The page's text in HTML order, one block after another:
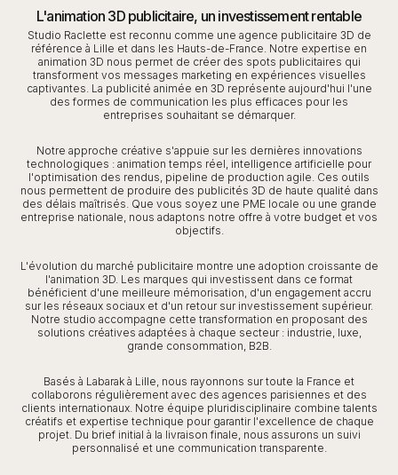
L'animation 3D publicitaire, un investissement rentable
Studio Raclette est reconnu comme une agence publicitaire 3D de
référence à Lille et dans les Hauts-de-France. Notre expertise en
animation 3D nous permet de créer des spots publicitaires qui
transforment vos messages marketing en expériences visuelles
captivantes. La publicité animée en 3D représente aujourd'hui l'une
des formes de communication les plus efficaces pour les
entreprises souhaitant se démarquer.
Notre approche créative s'appuie sur les dernières innovations
technologiques : animation temps réel, intelligence artificielle pour
l'optimisation des rendus, pipeline de production agile. Ces outils
nous permettent de produire des publicités 3D de haute qualité dans
des délais maîtrisés. Que vous soyez une PME locale ou une grande
entreprise nationale, nous adaptons notre offre à votre budget et vos
objectifs.
L'évolution du marché publicitaire montre une adoption croissante de
l'animation 3D. Les marques qui investissent dans ce format
bénéficient d'une meilleure mémorisation, d'un engagement accru
sur les réseaux sociaux et d'un retour sur investissement supérieur.
Notre studio accompagne cette transformation en proposant des
solutions créatives adaptées à chaque secteur : industrie, luxe,
grande consommation, B2B.
Basés à Labarak à Lille, nous rayonnons sur toute la France et
collaborons régulièrement avec des agences parisiennes et des
clients internationaux. Notre équipe pluridisciplinaire combine talents
créatifs et expertise technique pour garantir l'excellence de chaque
projet. Du brief initial à la livraison finale, nous assurons un suivi
personnalisé et une communication transparente.